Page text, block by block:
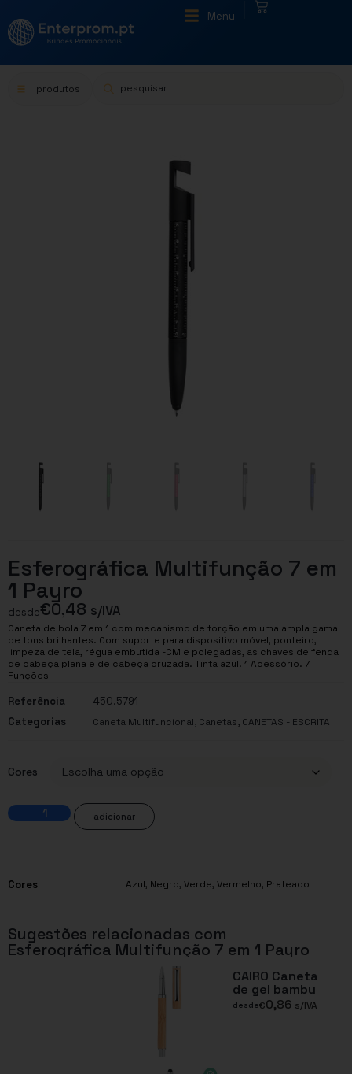
Menu
produtos
Esferográfica Multifunção 7 em
1 Payro
desde€0,48 s/IVA
Caneta de bola 7 em 1 com mecanismo de torção em uma ampla gama
de tons brilhantes. Com suporte para dispositivo móvel, ponteiro,
limpeza de tela, régua embutida -CM e polegadas, as chaves de fenda
de cabeça plana e de cabeça cruzada. Tinta azul. 1 Acessório. 7
Funções
Referência
450.5791
Categorias
Caneta Multifuncional, Canetas, CANETAS - ESCRITA
Cores
adicionar
Cores Azul, Negro, Verde, Vermelho, Prateado
Sugestões relacionadas com
Esferográfica Multifunção 7 em 1 Payro
CAIRO Caneta
de gel bambu
desde€0,86 s/IVA